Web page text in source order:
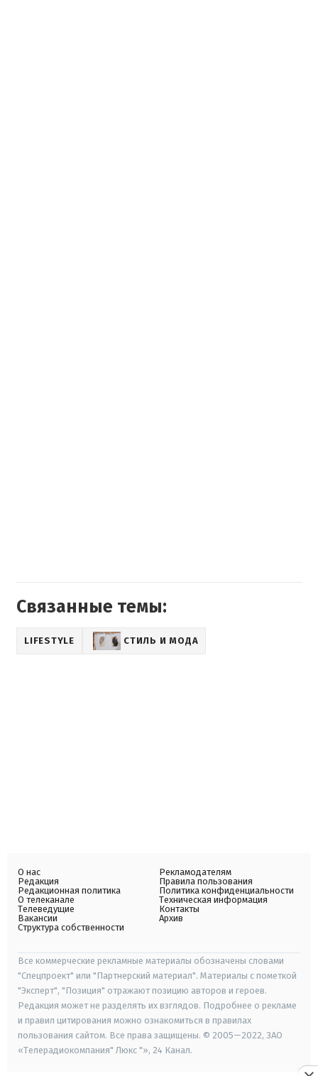
Связанные темы:
LIFESTYLE СТИЛЬ И МОДА
О нас
Редакция
Редакционная политика
О телеканале
Телеведущие
Вакансии
Структура собственности
Рекламодателям
Правила пользования
Политика конфиденциальности
Техническая информация
Контакты
Архив
Все коммерческие рекламные материалы обозначены словами
"Спецпроект" или "Партнерский материал". Материалы с пометкой
"Эксперт", "Позиция" отражают позицию авторов и героев.
Редакция может не разделять их взглядов. Подробнее о рекламе
и правил цитирования можно ознакомиться в правилах
пользования сайтом. Все права защищены. © 2005—2022, ЗАО
«Телерадиокомпания" Люкс "», 24 Канал.